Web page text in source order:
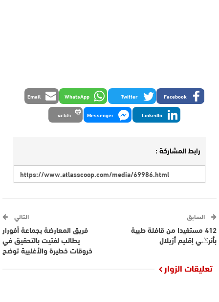
Facebook
Twitter
WhatsApp
Email
LinkedIn
Messenger طباعة
رابط المشاركة :
السابق
412 مستفيدا من قافلة طبية
بأنرݣي إقليم أزيلال
التالي
فريق المعارضة بجماعة أفورار
يطالب لفتيت بالتحقيق في
خروقات خطيرة والأغلبية توضح
تعليقات الزوار